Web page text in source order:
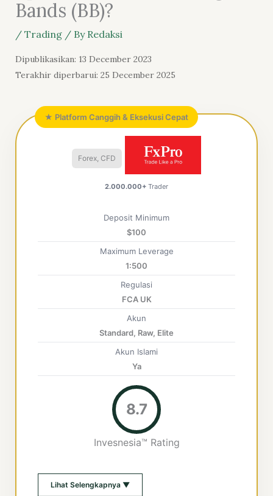
Bands (BB)?
/ Trading/ By Redaksi
Dipublikasikan: 13 December 2023
Terakhir diperbarui: 25 December 2025
★ Platform Canggih & Eksekusi Cepat
Forex, CFD
2.000.000+ Trader
Deposit Minimum
$100
Maximum Leverage
1:500
Regulasi
FCA UK
Akun
Standard, Raw, Elite
Akun Islami
Ya
8.7
Invesnesia™ Rating
Lihat Selengkapnya ▼